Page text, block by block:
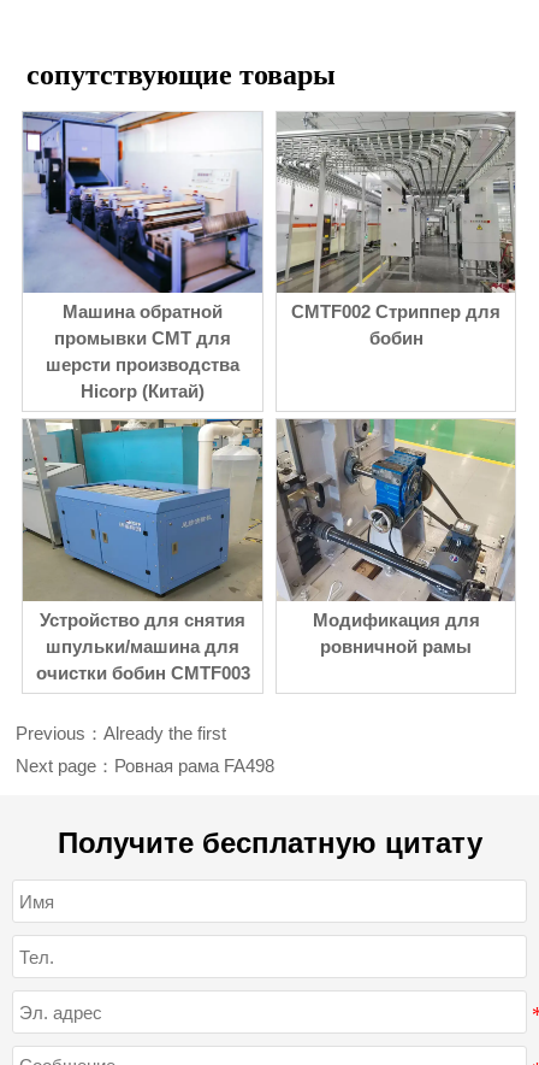
сопутствующие товары
Машина обратной
промывки CMT для
шерсти производства
Hicorp (Китай)
CMTF002 Стриппер для
бобин
Устройство для снятия
шпульки/машина для
очистки бобин CMTF003
Модификация для
ровничной рамы
Previous：Already the first
Next page： Ровная рама FA498
Получите бесплатную цитату